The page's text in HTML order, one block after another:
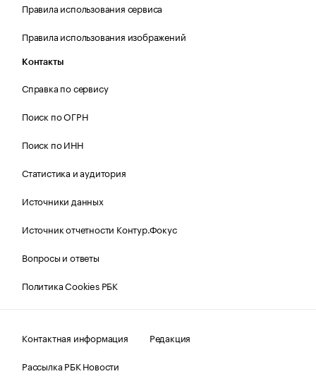
Правила использования сервиса
Правила использования изображений
Контакты
Справка по сервису
Поиск по ОГРН
Поиск по ИНН
Статистика и аудитория
Источники данных
Источник отчетности Контур.Фокус
Вопросы и ответы
Политика Cookies РБК
Контактная информация
Редакция
Рассылка РБК Новости